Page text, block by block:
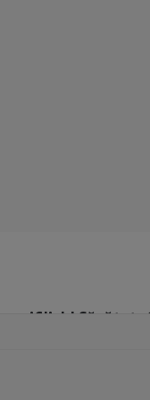
Click! Sănătate